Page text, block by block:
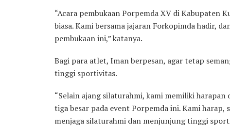
“Acara pembukaan Porpemda XV di Kabupaten
biasa. Kami bersama jajaran Forkopimda hadir,
pembukaan ini,” katanya.
Bagi para atlet, Iman berpesan, agar tetap
tinggi sportivitas.
“Selain ajang silaturahmi, kami memiliki harapan
tiga besar pada event Porpemda ini. Kami harap,
menjaga silaturahmi dan menjunjung tinggi